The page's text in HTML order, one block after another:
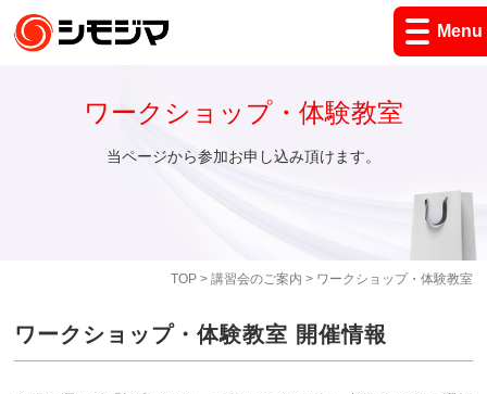
Menu
TOP> 講習会のご案内 > ワークショップ・体験教室
ワークショップ・体験教室
当ページから参加お申し込み頂けます。
ワークショップ・体験教室 開催情報